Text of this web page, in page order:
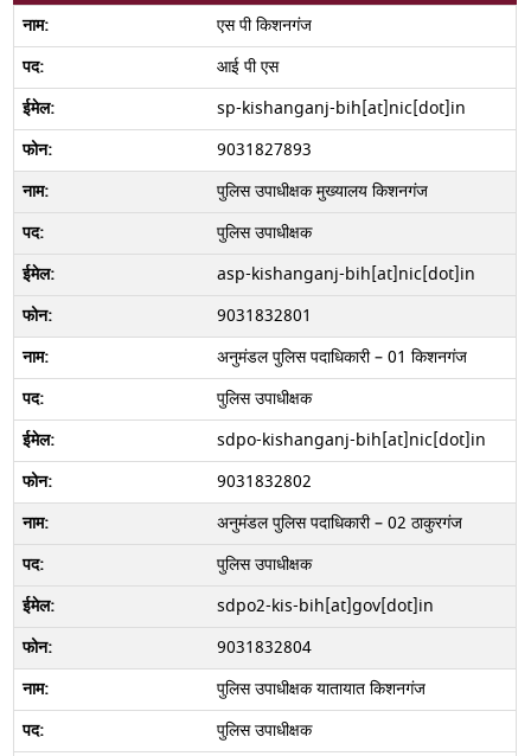
एस पी किशनगंज
आई पी एस
sp-kishanganj-bih[at]nic[dot]in
9031827893
पुलिस उपाधीक्षक मुख्यालय किशनगंज
पुलिस उपाधीक्षक
asp-kishanganj-bih[at]nic[dot]in
9031832801
अनुमंडल पुलिस पदाधिकारी – 01 किशनगंज
पुलिस उपाधीक्षक
sdpo-kishanganj-bih[at]nic[dot]in
9031832802
अनुमंडल पुलिस पदाधिकारी – 02 ठाकुरगंज
पुलिस उपाधीक्षक
sdpo2-kis-bih[at]gov[dot]in
9031832804
पुलिस उपाधीक्षक यातायात किशनगंज
पुलिस उपाधीक्षक